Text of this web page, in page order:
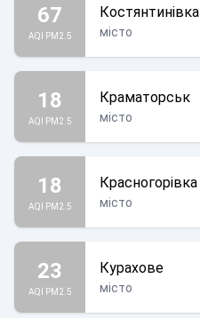
67
AQI PM2.5
Костянтинівка
місто
18
AQI PM2.5
Краматорськ
місто
18
AQI PM2.5
Красногорівка
місто
23
AQI PM2.5
Курахове
місто